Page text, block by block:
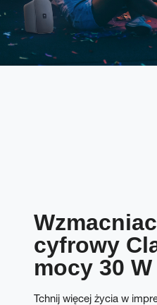
cyfrowy
mocy 30 W
Tchnij więcej życia w